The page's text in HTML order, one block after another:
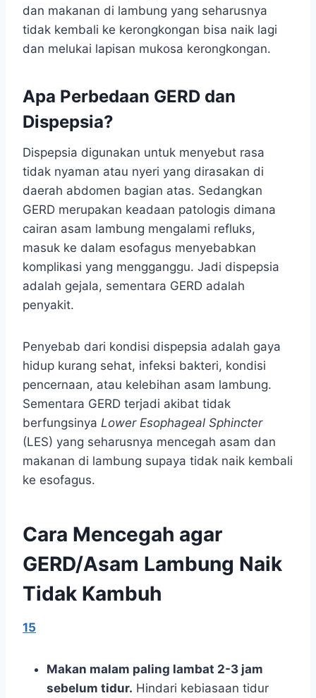
dan makanan di lambung yang seharusnya
tidak kembali ke kerongkongan bisa naik lagi
dan melukai lapisan mukosa kerongkongan.
Apa Perbedaan GERD dan
Dispepsia?
Dispepsia digunakan untuk menyebut rasa
tidak nyaman atau nyeri yang dirasakan di
daerah abdomen bagian atas. Sedangkan
GERD merupakan keadaan patologis dimana
cairan asam lambung mengalami refluks,
masuk ke dalam esofagus menyebabkan
komplikasi yang mengganggu. Jadi dispepsia
adalah gejala, sementara GERD adalah
penyakit.
Penyebab dari kondisi dispepsia adalah gaya
hidup kurang sehat, infeksi bakteri, kondisi
pencernaan, atau kelebihan asam lambung.
Sementara GERD terjadi akibat tidak
berfungsinya Lower Esophageal Sphincter
(LES) yang seharusnya mencegah asam dan
makanan di lambung supaya tidak naik kembali
ke esofagus.
Cara Mencegah agar
GERD/Asam Lambung Naik
Tidak Kambuh
15
Makan malam paling lambat 2-3 jam
sebelum tidur. Hindari kebiasaan tidur